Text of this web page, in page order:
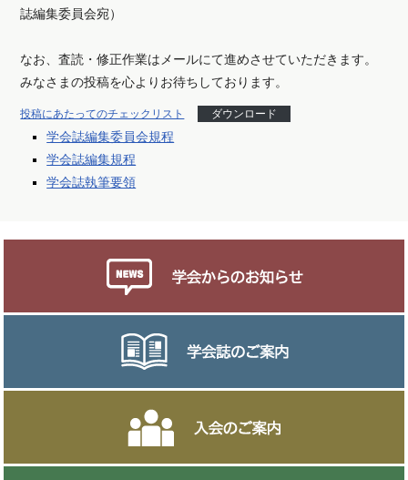
誌編集委員会宛）
なお、査読・修正作業はメールにて進めさせていただきます。
みなさまの投稿を心よりお待ちしております。
投稿にあたってのチェックリスト ダウンロード
学会誌編集委員会規程
学会誌編集規程
学会誌執筆要領